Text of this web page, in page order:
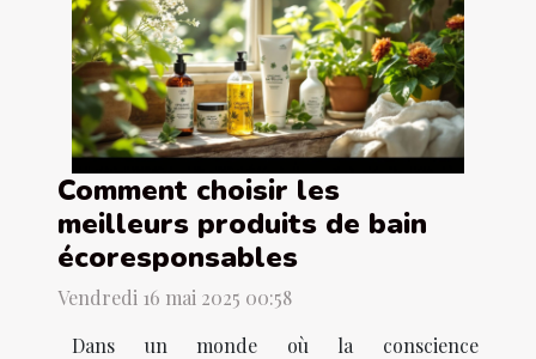
Comment choisir les
meilleurs produits de bain
écoresponsables
Vendredi 16 mai 2025 00:58
Dans un monde où la conscience